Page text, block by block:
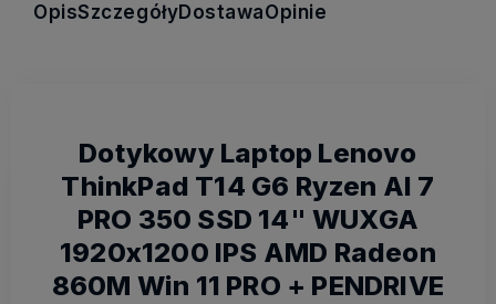
OpisSzczegółyDostawaOpinie
Dotykowy Laptop Lenovo
ThinkPad T14 G6 Ryzen AI 7
PRO 350 SSD 14" WUXGA
1920x1200 IPS AMD Radeon
860M Win 11 PRO + PENDRIVE